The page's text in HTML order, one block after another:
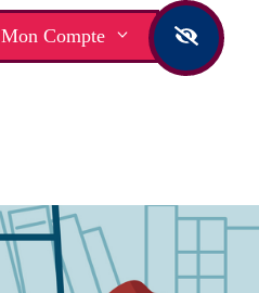
Mon Compte